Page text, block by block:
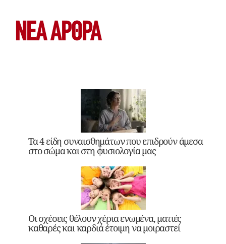
ΝΕΑ ΆΡΘΡΑ
Τα 4 είδη συναισθημάτων που επιδρούν άμεσα
στο σώμα και στη φυσιολογία μας
Οι σχέσεις θέλουν χέρια ενωμένα, ματιές
καθαρές και καρδιά έτοιμη να μοιραστεί